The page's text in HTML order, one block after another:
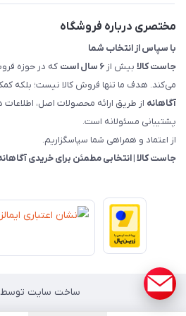
مختصری درباره فروشگاه
با سپاس از انتخاب شما
جاست کالا بیش از ۶ سال است
که در حوزه
می‌کند. هدف ما تنها فروش کالا نیست؛ بلکه
آگاهانه از طریق ارائه محصولات اصل،
پشتیبانی مسئولانه است.
از اعتماد و همراهی شما سپاسگزاریم.
جاست کالا | انتخابی مطمئن برای خریدی
ساخت سایت توسط